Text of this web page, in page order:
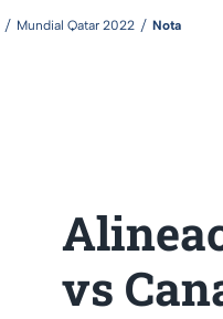
Mundial Qatar 2022 Nota
vs